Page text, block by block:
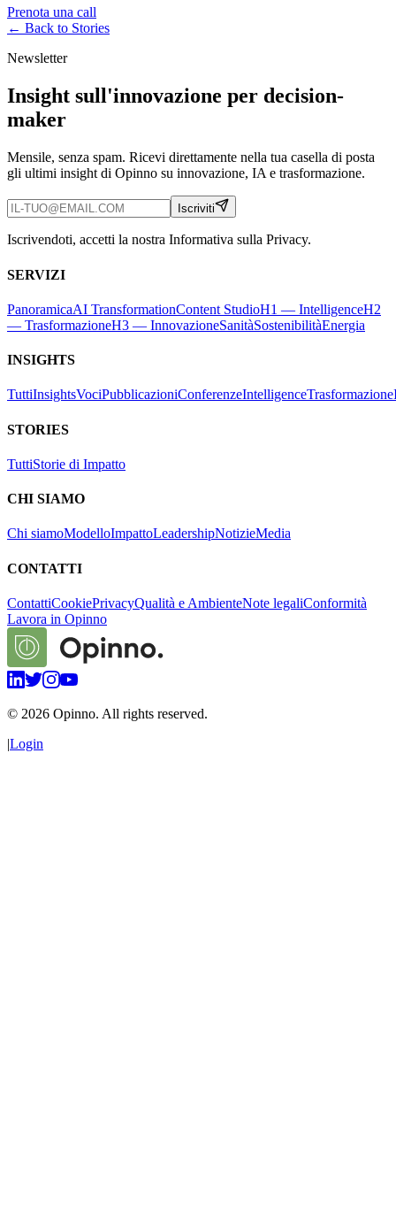
Prenota una call
← Back to Stories
Newsletter
Insight sull'innovazione per decision-
maker
Mensile, senza spam. Ricevi direttamente nella tua casella di posta
gli ultimi insight di Opinno su innovazione, IA e trasformazione.
Iscriviti
Iscrivendoti, accetti la nostra Informativa sulla Privacy.
SERVIZI
PanoramicaAI TransformationContent StudioH1 — IntelligenceH2
— TrasformazioneH3 — InnovazioneSanitàSostenibilitàEnergia
INSIGHTS
TuttiInsightsVociPubblicazioniConferenzeIntelligenceTrasformazione
STORIES
TuttiStorie di Impatto
CHI SIAMO
Chi siamoModelloImpattoLeadershipNotizieMedia
CONTATTI
ContattiCookiePrivacyQualità e AmbienteNote legaliConformità
Lavora in Opinno
© 2026 Opinno. All rights reserved.
|Login